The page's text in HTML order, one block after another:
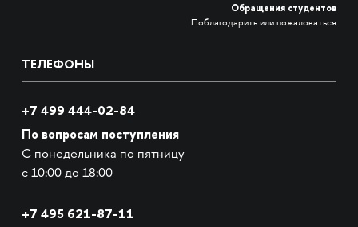
Обращения студентов
Поблагодарить или пожаловаться
ТЕЛЕФОНЫ
+7 499 444-02-84
По вопросам поступления
С понедельника по пятницу
с 10:00 до 18:00
+7 495 621-87-11